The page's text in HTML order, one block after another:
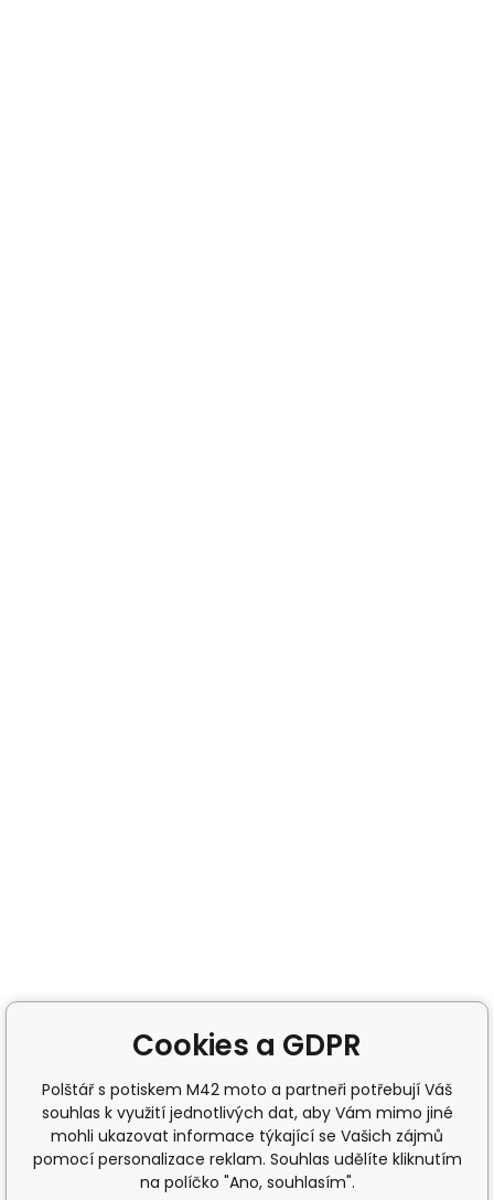
Cookies a GDPR
Polštář s potiskem M42 moto a partneři potřebují Váš
souhlas k využití jednotlivých dat, aby Vám mimo jiné
mohli ukazovat informace týkající se Vašich zájmů
pomocí personalizace reklam. Souhlas udělíte kliknutím
na políčko "Ano, souhlasím".